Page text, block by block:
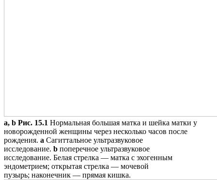
a, b Рис. 15.1 Нормальная большая матка и шейка матки у
новорожденной женщины через несколько часов после
рождения. a Сагиттальное ультразвуковое
исследование. b поперечное ультразвуковое
исследование. Белая стрелка — матка с эхогенным
эндометрием; открытая стрелка — мочевой
пузырь; наконечник — прямая кишка.